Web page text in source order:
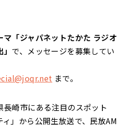
マ「ジャパネットたかた ラジオ
で、メッセージを募集してい
まで。
崎市にある注目のスポット
ィ」から公開生放送で、民放AM